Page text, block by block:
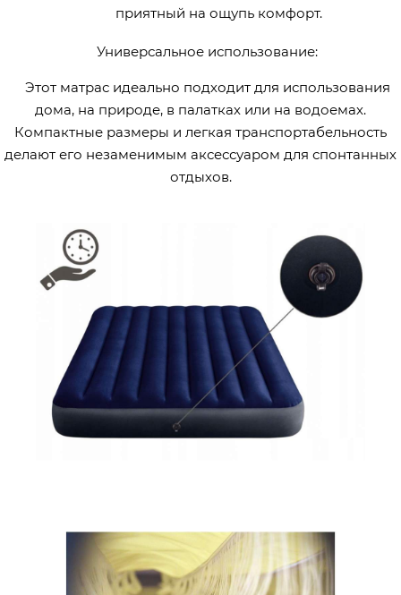
приятный на ощупь комфорт.
Универсальное использование:
Этот матрас идеально подходит для использования
дома, на природе, в палатках или на водоемах.
Компактные размеры и легкая транспортабельность
делают его незаменимым аксессуаром для спонтанных
отдыхов.